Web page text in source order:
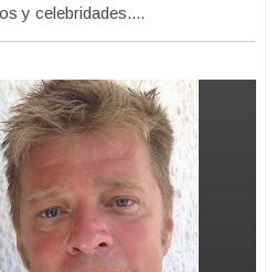
y celebridades....